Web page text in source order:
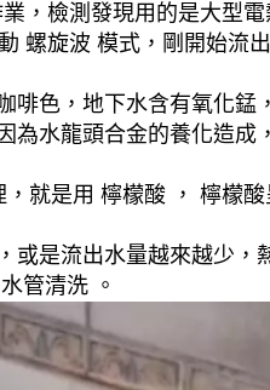
，檢測發現用的是大型
螺旋波 模式，剛開始流
色，地下水含有氧化
水龍頭合金的養化造
就是用 檸檬酸 ， 檸檬
是流出水量越來越少
管清洗 。